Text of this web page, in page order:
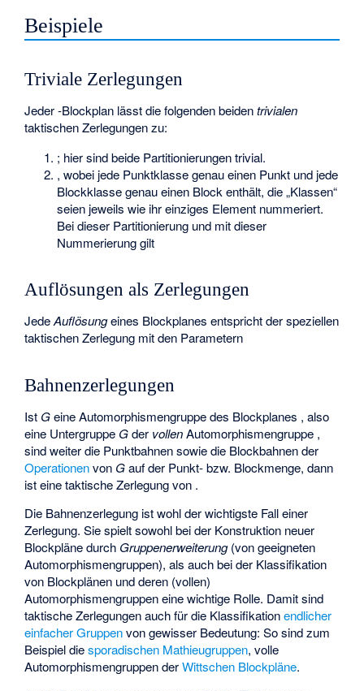
Beispiele
Triviale Zerlegungen
Jeder-Blockplan lässt die folgenden beidentrivialen
taktischen Zerlegungen zu:
; hier sind beide Partitionierungen trivial.
, wobei jede Punktklasse genau einen Punkt und jede
Blockklasse genau einen Block enthält, die „Klassen“
seien jeweils wie ihr einziges Element nummeriert.
Bei dieser Partitionierung und mit dieser
Nummerierung gilt
Auflösungen als Zerlegungen
JedeAuflösungeines Blockplanes entspricht der speziellen
taktischen Zerlegung mit den Parametern
Bahnenzerlegungen
Ist Geine Automorphismengruppe des Blockplanes , also
eine Untergruppe Gder vollenAutomorphismengruppe ,
sind weiterdie Punktbahnen sowiedie Blockbahnen der
Operationenvon Gauf der Punkt- bzw. Blockmenge, dann
isteine taktische Zerlegung von .
Die Bahnenzerlegung ist wohl der wichtigste Fall einer
Zerlegung. Sie spielt sowohl bei der Konstruktion neuer
Blockpläne durch Gruppenerweiterung(von geeigneten
Automorphismengruppen), als auch bei der Klassifikation
von Blockplänen und deren (vollen)
Automorphismengruppen eine wichtige Rolle. Damit sind
taktische Zerlegungen auch für die Klassifikationendlicher
einfacher Gruppenvon gewisser Bedeutung: So sind zum
Beispiel diesporadischen Mathieugruppen, volle
Automorphismengruppen derWittschen Blockpläne.